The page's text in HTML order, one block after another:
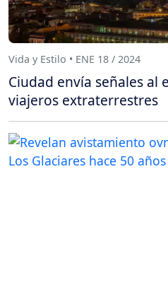
Vida y Estilo • ENE 18 / 2024
Ciudad envía señales al
viajeros extraterrestres